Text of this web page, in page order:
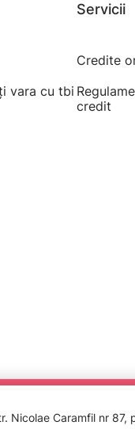
vara cu tbi
Servicii
Credite
credit
Nicolae Caramfil nr